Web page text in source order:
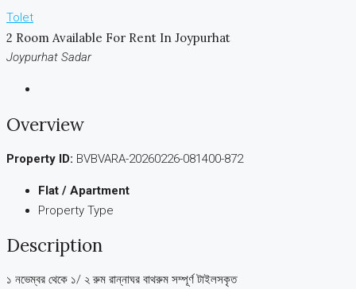
Tolet
2 Room Available For Rent In Joypurhat
Joypurhat Sadar
Overview
Property ID: BVBVARA-20260226-081400-872
Flat / Apartment
Property Type
Description
১ নভেম্বর থেকে ১/ ২ রুম রান্নাঘর বাথরুম সম্পূর্ণ টাইলসকৃত